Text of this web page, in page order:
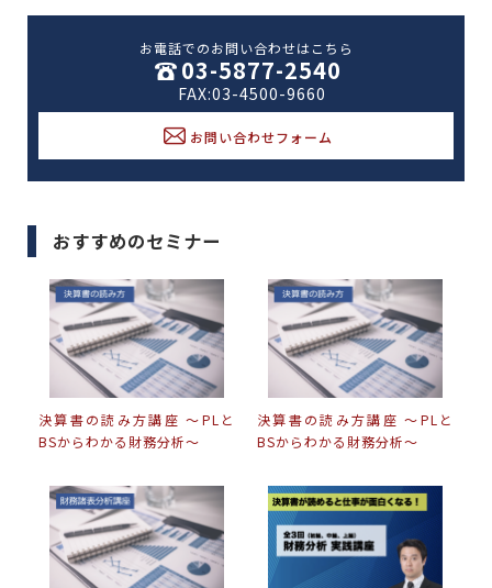
お電話でのお問い合わせはこちら
03-5877-2540
FAX:03-4500-9660
お問い合わせフォーム
おすすめのセミナー
決算書の読み方講座 〜PLと
BSからわかる財務分析〜
決算書の読み方講座 〜PLと
BSからわかる財務分析〜